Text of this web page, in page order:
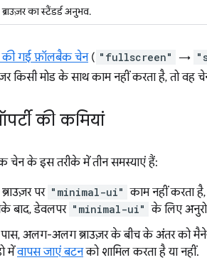
ब्राउज़र का स्टैंडर्ड अनुभव.
की गई फ़ॉलबैक चेन( "fullscreen" →
किसी मोड के साथ काम नहीं करता है, तो
की कमियां
चेन के इस तरीके में तीन समस्याएं हैं:
पर "minimal-ui" काम नहीं करता
बाद, डेवलपर "minimal-ui" के लिए
अलग-अलग ब्राउज़र के बीच के अंतर को मैनेज
मेंवापस जाएं बटनको शामिल करता है या नहीं.